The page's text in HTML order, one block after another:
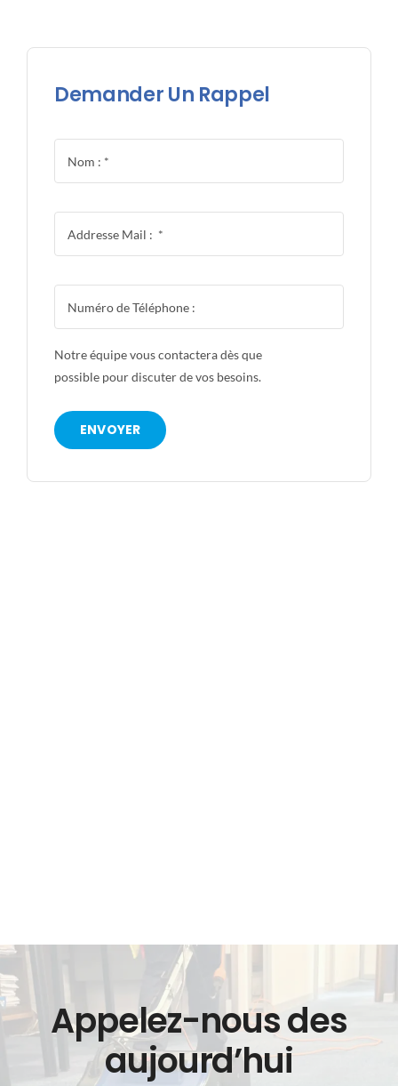
Demander Un Rappel
Notre équipe vous contactera dès que
possible pour discuter de vos besoins.
ENVOYER
Appelez-nous des
aujourd’hui